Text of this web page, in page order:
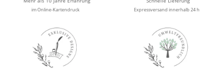
im Online-Kartendruck Expressversand innerhalb 24 h